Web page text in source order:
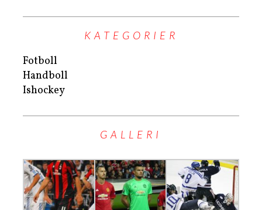
KATEGORIER
Fotboll
Handboll
Ishockey
GALLERI